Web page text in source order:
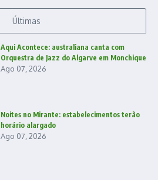
Últimas
Aqui Acontece: australiana canta com
Orquestra de Jazz do Algarve em Monchique
Ago 07, 2026
Noites no Mirante: estabelecimentos terão
horário alargado
Ago 07, 2026